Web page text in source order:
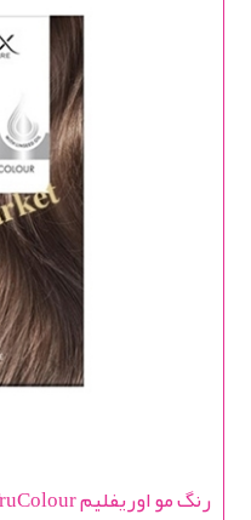
رنگ مو اوریفلیم HairX TruColour بلوند (7.0)